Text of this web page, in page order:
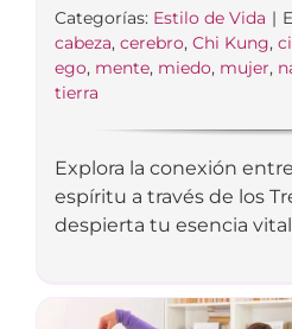
Categorías: Estilo de Vida |
cabeza, cerebro, Chi Kung,
ego, mente, miedo, mujer,
tierra
Explora la conexión
espíritu a través de los
despierta tu esencia